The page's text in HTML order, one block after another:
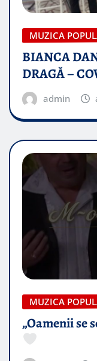
MUZICA
BIANCA
DRAGĂ –
admin
MUZICA
„Oamenii se